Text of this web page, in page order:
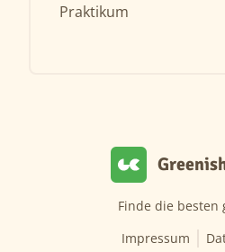
Praktikum
Finde die besten
Impressum